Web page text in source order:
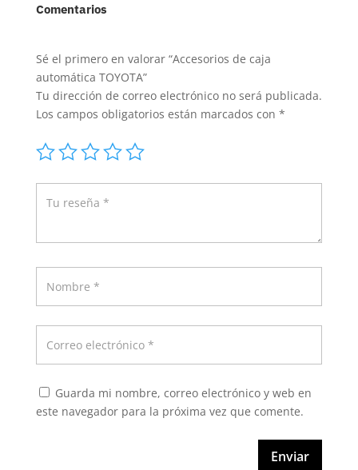
Comentarios
Sé el primero en valorar “Accesorios de caja
automática TOYOTA”
Tu dirección de correo electrónico no será publicada.
Los campos obligatorios están marcados con *
Guarda mi nombre, correo electrónico y web en
este navegador para la próxima vez que comente.
Enviar